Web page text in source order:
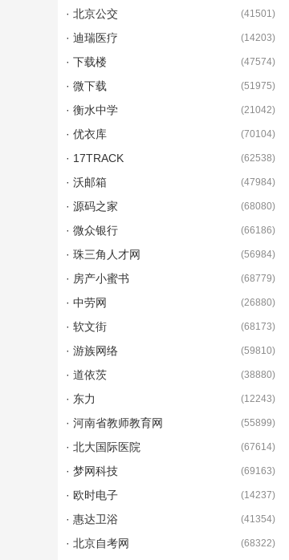
· 北京公交 (41501)
· 迪瑞医疗 (14203)
· 下载楼 (47574)
· 微下载 (51975)
· 衡水中学 (21042)
· 优衣库 (70104)
· 17TRACK (62538)
· 沃邮箱 (47984)
· 源码之家 (68080)
· 微众银行 (66186)
· 珠三角人才网 (56984)
· 房产小蜜书 (68779)
· 中劳网 (26880)
· 软文街 (68173)
· 游族网络 (59810)
· 道依茨 (38880)
· 东力 (12243)
· 河南省教师教育网 (55899)
· 北大国际医院 (67614)
· 梦网科技 (69163)
· 欧时电子 (14237)
· 惠达卫浴 (41354)
· 北京自考网 (68322)